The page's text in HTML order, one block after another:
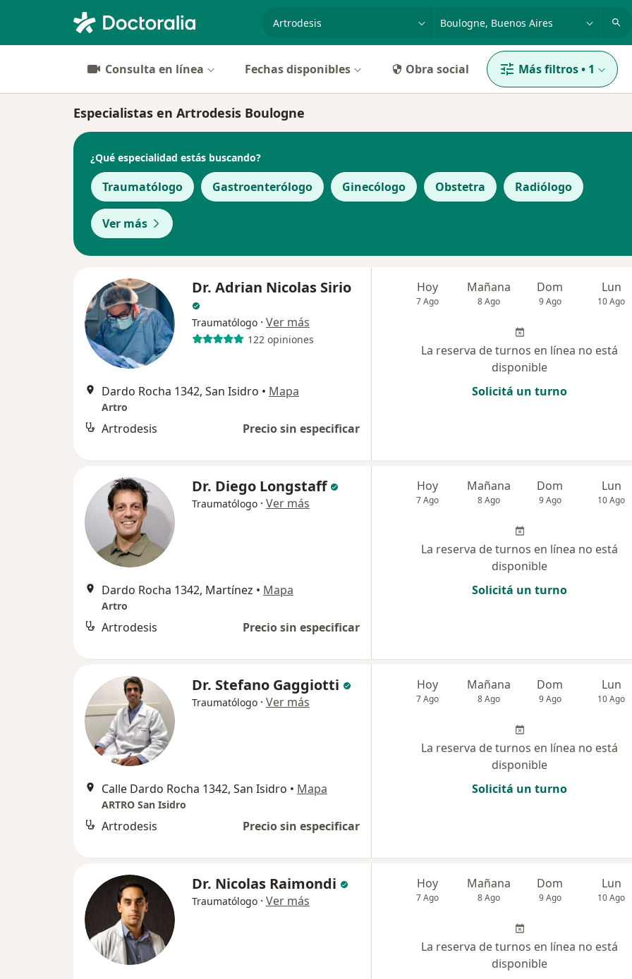
Consulta en línea Fechas disponibles Obra social Más filtros• 1
Especialistas en Artrodesis Boulogne
¿Qué especialidad estás buscando?
Traumatólogo Gastroenterólogo Ginecólogo Obstetra Radiólogo
Ver más
Dr. Adrian Nicolas Sirio
Traumatólogo · Ver más
122 opiniones
Dardo Rocha 1342, San Isidro • Mapa
Artro
Artrodesis Precio sin especificar
Hoy
7 Ago
Mañana
8 Ago
Dom
9 Ago
Lun
10 Ago
La reserva de turnos en línea no está
disponible
Solicitá un turno
Dr. Diego Longstaff
Traumatólogo · Ver más
Dardo Rocha 1342, Martínez • Mapa
Artro
Artrodesis Precio sin especificar
Hoy
7 Ago
Mañana
8 Ago
Dom
9 Ago
Lun
10 Ago
La reserva de turnos en línea no está
disponible
Solicitá un turno
Dr. Stefano Gaggiotti
Traumatólogo · Ver más
Calle Dardo Rocha 1342, San Isidro • Mapa
ARTRO San Isidro
Artrodesis Precio sin especificar
Hoy
7 Ago
Mañana
8 Ago
Dom
9 Ago
Lun
10 Ago
La reserva de turnos en línea no está
disponible
Solicitá un turno
Dr. Nicolas Raimondi
Traumatólogo · Ver más
Hoy
7 Ago
Mañana
8 Ago
Dom
9 Ago
Lun
10 Ago
La reserva de turnos en línea no está
disponible